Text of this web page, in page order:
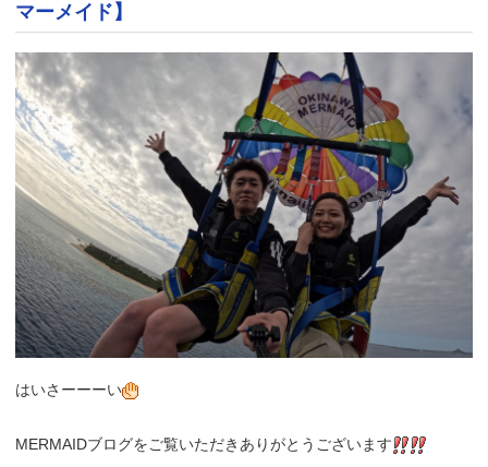
マーメイド】
はいさーーーい
MERMAIDブログをご覧いただきありがとうございます